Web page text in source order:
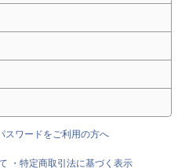
スワードをご利用の方へ
・特定商取引法に基づく表示